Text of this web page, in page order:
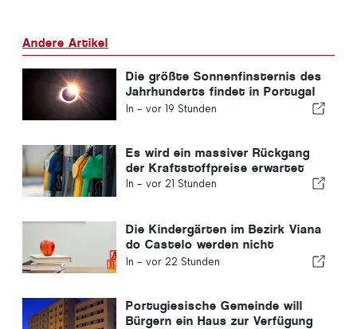
Andere Artikel
Die größte Sonnenfinsternis des
Jahrhunderts findet in Portugal
statt
In - vor 19 Stunden
Es wird ein massiver Rückgang
der Kraftstoffpreise erwartet
In - vor 21 Stunden
Die Kindergärten im Bezirk Viana
do Castelo werden nicht
geschlossen
In - vor 22 Stunden
Portugiesische Gemeinde will
Bürgern ein Haus zur Verfügung